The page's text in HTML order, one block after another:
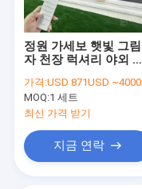
정원 가세보 햇빛 그림
자 천장 럭셔리 야외 방
버 페르골라 호텔용
가격:USD 871USD ~4000USD or more based on the sizes
MOQ:1 세트
최신 가격 받기
지금 연락